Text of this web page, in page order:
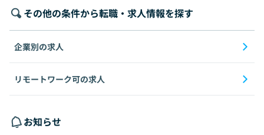
その他の条件から転職・求人情報を探す
企業別の求人
リモートワーク可の求人
お知らせ